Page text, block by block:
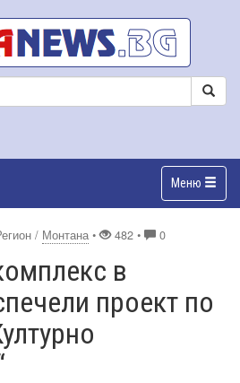
Меню
/ Монтана • 482 • 0
в
проект по